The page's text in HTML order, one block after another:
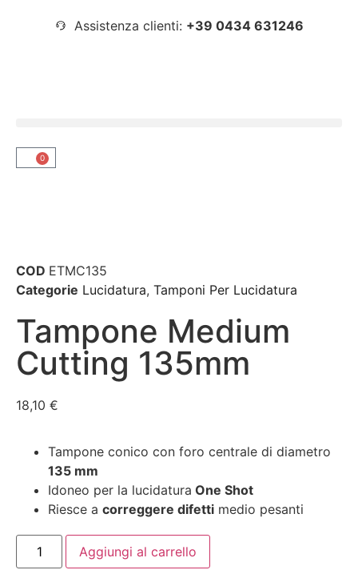
Assistenza clienti: +39 0434 631246
0
COD ETMC135
Categorie Lucidatura, Tamponi Per Lucidatura
Tampone Medium
Cutting 135mm
18,10 €
Tampone conico con foro centrale di diametro
135 mm
Idoneo per la lucidatura One Shot
Riesce a correggere difetti medio pesanti
Aggiungi al carrello